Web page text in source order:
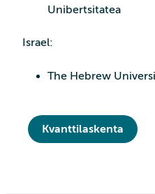
Unibertsitatea
Israel:
The Hebrew
Kvanttilaskenta